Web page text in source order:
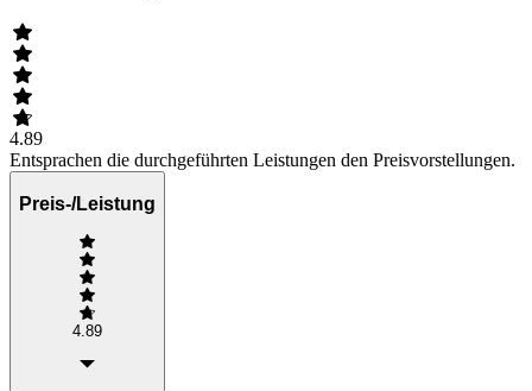
4.89
Entsprachen die durchgeführten Leistungen den Preisvorstellungen.
Preis-/Leistung
4.89